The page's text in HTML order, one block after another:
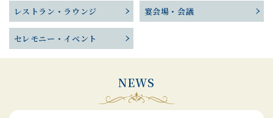
レストラン・ラウンジ 宴会場・会議
セレモニー・イベント
NEWS